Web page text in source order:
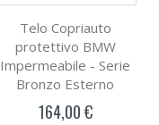
Telo Copriauto
protettivo BMW
Impermeabile - Serie
Bronzo Esterno
164,00 €